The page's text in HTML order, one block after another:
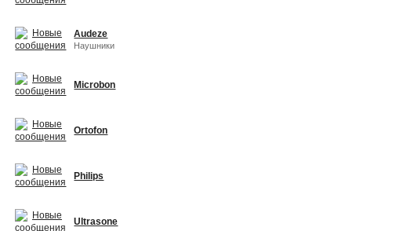
Audeze
Наушники
Microbon
Ortofon
Philips
Ultrasone